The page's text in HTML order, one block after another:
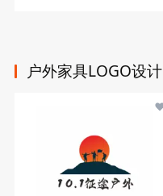
户外家具LOGO设计